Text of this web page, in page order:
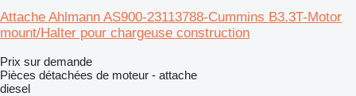
Attache Ahlmann AS900-23113788-Cummins B3.3T-Motor
mount/Halter pour chargeuse construction
Prix sur demande
Pièces détachées de moteur - attache
diesel